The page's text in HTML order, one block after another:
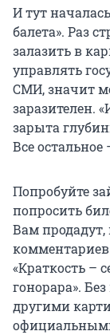
И тут
балета». Раз
залазить в
управлять
СМИ, значит
заразителен.
зарыта
Все
Попробуйте
попросить
Вам
комментариев
«Краткость –
гонорара».
другими